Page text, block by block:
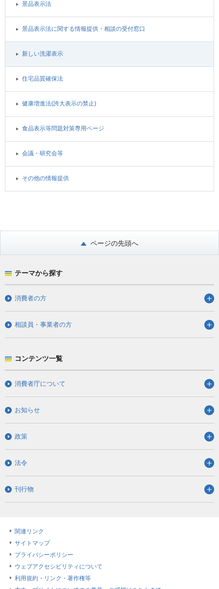
景品表示法
景品表示法に関する情報提供・相談の受付窓口
新しい洗濯表示
住宅品質確保法
健康増進法(誇大表示の禁止)
食品表示等問題対策専用ページ
会議・研究会等
その他の情報提供
ページの先頭へ
テーマから探す
消費者の方
相談員・事業者の方
コンテンツ一覧
消費者庁について
お知らせ
政策
法令
刊行物
関連リンク
サイトマップ
プライバシーポリシー
ウェブアクセシビリティについて
利用規約・リンク・著作権等